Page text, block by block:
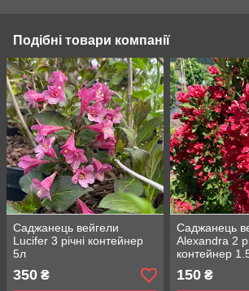
Подібні товари компанії
Саджанець вейгели
Lucifer 3 річні контейнер
5л
350 ₴
Саджанець
Alexandra 2
контейнер
150₴